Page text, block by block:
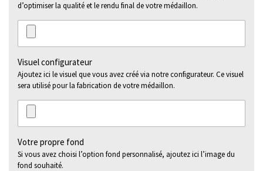
d’optimiser la qualité et le rendu final de votre médaillon.
Visuel configurateur
Ajoutez ici le visuel que vous avez créé via notre configurateur. Ce visuel
sera utilisé pour la fabrication de votre médaillon.
Votre propre fond
Si vous avez choisi l’option fond personnalisé, ajoutez ici l’image du
fond souhaité.